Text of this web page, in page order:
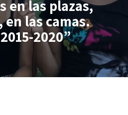
en las plazas,
en las camas.
2020”